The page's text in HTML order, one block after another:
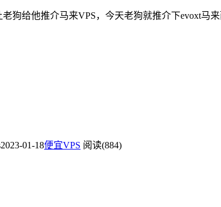
狗给他推介马来VPS，今天老狗就推介下evoxt马
2023-01-18便宜VPS 阅读(884)